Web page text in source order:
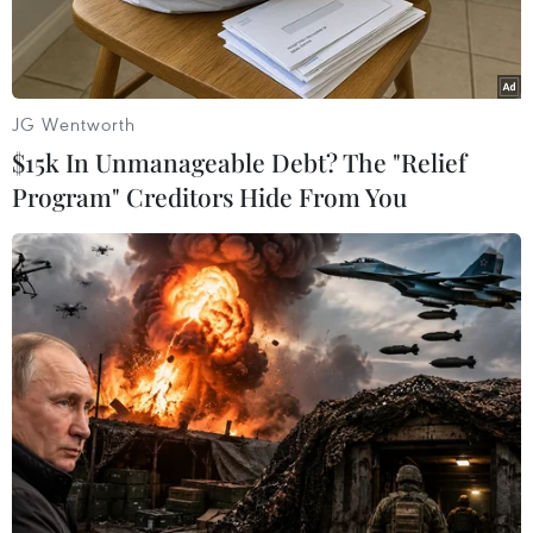
Các thí sinh tại điểm thi Trường Phổ thông Dân tộc nội trú trung
học phổ thông tỉnh Lai Châu. (Ảnh: Nguyễn Oanh/TTXVN)
Cục Quản lý chất lượng (Bộ Giáo dục và Đào tạo)
vừa thông tin một số điểm mới dự kiến trong dự
thảo thông tư mới về quy chế thi Tốt nghiệp
JG Wentworth
$15k In Unmanageable Debt? The "Relief
Program" Creditors Hide From You